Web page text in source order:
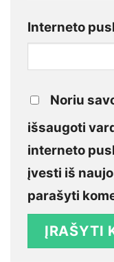
Interneto
Noriu
išsaugoti
interneto
įvesti iš
parašyti